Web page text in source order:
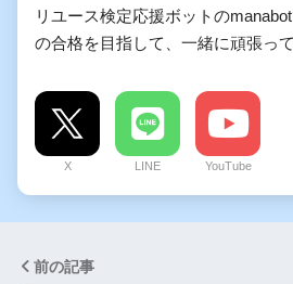
リユース検定応援ボットの
の合格を目指して、一緒に頑張っ
X LINE YouTube
前の記事